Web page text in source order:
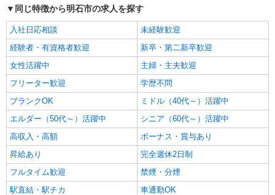
同じ特徴から明石市の求人を探す
入社日応相談
未経験歓迎
経験者・有資格者歓迎
新卒・第二新卒歓迎
女性活躍中
主婦・主夫歓迎
フリーター歓迎
学歴不問
ブランクOK
ミドル（40代～）活躍中
エルダー（50代～）活躍中
シニア（60代～）活躍中
高収入・高額
ボーナス・賞与あり
昇給あり
完全週休2日制
フルタイム歓迎
禁煙・分煙
駅直結・駅チカ
車通勤OK